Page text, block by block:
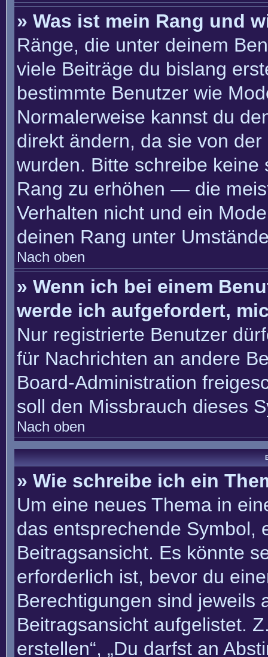
» Was ist mein Rang und
Ränge, die unter deinem
viele Beiträge du bislang
bestimmte Benutzer wie
Normalerweise kannst du
direkt ändern, da sie von
wurden. Bitte schreibe
Rang zu erhöhen — die
Verhalten nicht und ein
deinen Rang unter
Nach oben
» Wenn ich bei einem
werde ich aufgefordert,
Nur registrierte Benutzer
für Nachrichten an andere
Board-Administration
soll den Missbrauch dieses
Nach oben
» Wie schreibe ich ein
Um eine neues Thema in
das entsprechende Symbol,
Beitragsansicht. Es könnte
erforderlich ist, bevor du
Berechtigungen sind jeweils
Beitragsansicht aufgelistet.
erstellen“, „Du darfst an